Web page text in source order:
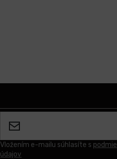
Vložením e-mailu súhlasíte s
údajov